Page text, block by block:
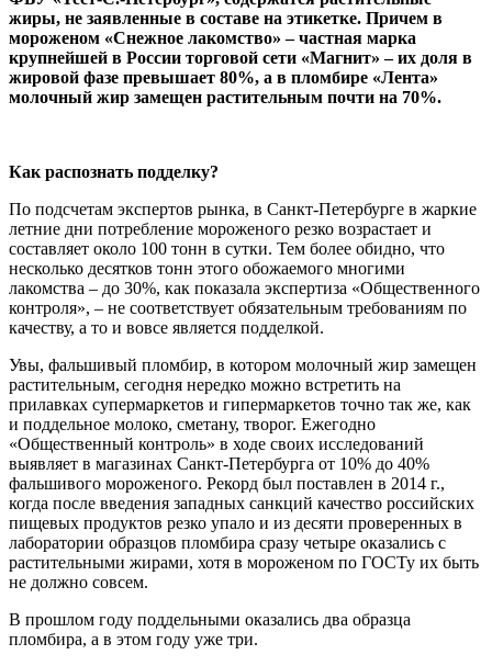
жиры, не заявленные в составе на этикетке. Причем в
мороженом «Снежное лакомство» – частная марка
крупнейшей в России торговой сети «Магнит» – их доля в
жировой фазе превышает 80%, а в пломбире «Лента»
молочный жир замещен растительным почти на 70%.
Как распознать подделку?
По подсчетам экспертов рынка, в Санкт-Петербурге в жаркие
летние дни потребление мороженого резко возрастает и
составляет около 100 тонн в сутки. Тем более обидно, что
несколько десятков тонн этого обожаемого многими
лакомства – до 30%, как показала экспертиза «Общественного
контроля», – не соответствует обязательным требованиям по
качеству, а то и вовсе является подделкой.
Увы, фальшивый пломбир, в котором молочный жир замещен
растительным, сегодня нередко можно встретить на
прилавках супермаркетов и гипермаркетов точно так же, как
и поддельное молоко, сметану, творог. Ежегодно
«Общественный контроль» в ходе своих исследований
выявляет в магазинах Санкт-Петербурга от 10% до 40%
фальшивого мороженого. Рекорд был поставлен в 2014 г.,
когда после введения западных санкций качество российских
пищевых продуктов резко упало и из десяти проверенных в
лаборатории образцов пломбира сразу четыре оказались с
растительными жирами, хотя в мороженом по ГОСТу их быть
не должно совсем.
В прошлом году поддельными оказались два образца
пломбира, а в этом году уже три.